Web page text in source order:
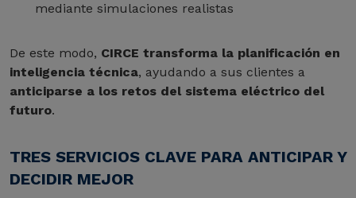
mediante simulaciones realistas
De este modo, CIRCE transforma la planificación en
inteligencia técnica, ayudando a sus clientes a
anticiparse a los retos del sistema eléctrico del
futuro.
TRES SERVICIOS CLAVE PARA ANTICIPAR Y
DECIDIR MEJOR